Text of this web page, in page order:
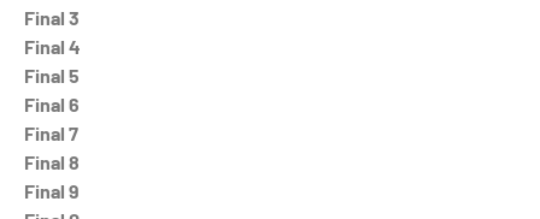
Final 3
Final 4
Final 5
Final 6
Final 7
Final 8
Final 9